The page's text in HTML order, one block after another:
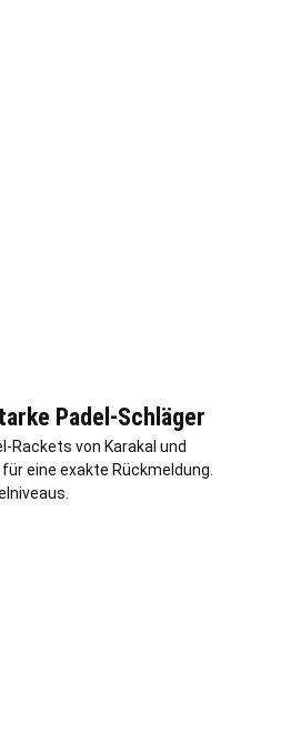
Padel-Schläger
Rackets von Karakal und
eine exakte Rückmeldung.